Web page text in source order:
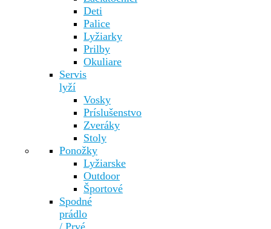
Deti
Palice
Lyžiarky
Prilby
Okuliare
Servis
lyží
Vosky
Príslušenstvo
Zveráky
Stoly
Ponožky
Lyžiarske
Outdoor
Športové
Spodné
prádlo
/ Prvé